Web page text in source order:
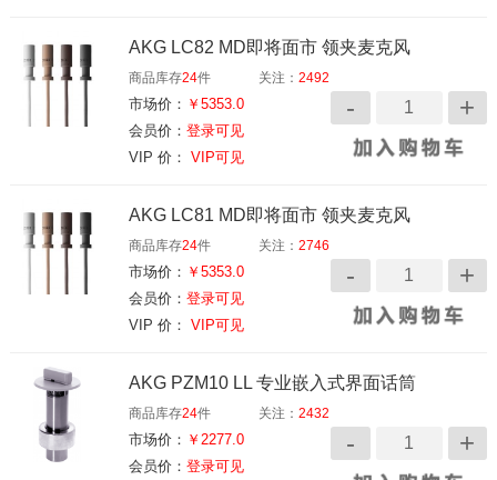
AKG LC82 MD即将面市 领夹麦克风
商品库存24件 关注：2492
市场价： ￥5353.0
会员价：登录可见
VIP 价： VIP可见
AKG LC81 MD即将面市 领夹麦克风
商品库存24件 关注：2746
市场价： ￥5353.0
会员价：登录可见
VIP 价： VIP可见
AKG PZM10 LL 专业嵌入式界面话筒
商品库存24件 关注：2432
市场价： ￥2277.0
会员价：登录可见